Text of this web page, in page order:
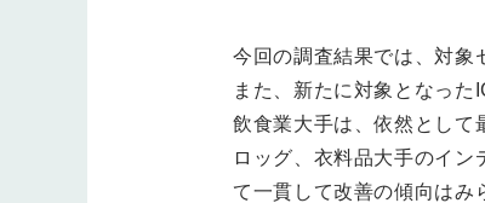
今回の調査結果では、対象
また、新たに対象となっ
飲食業大手は、依然として
ロッグ、衣料品大手のイ
て一貫して改善の傾向は